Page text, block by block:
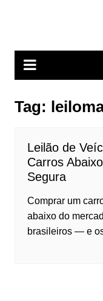
conteúdo
Tag:
Leilão de
Carros
Segura
Comprar um
abaixo do
brasileiros — e